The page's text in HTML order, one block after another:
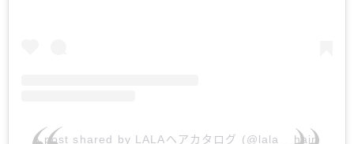
A post shared by LALAヘアカタログ (@lala__hair)